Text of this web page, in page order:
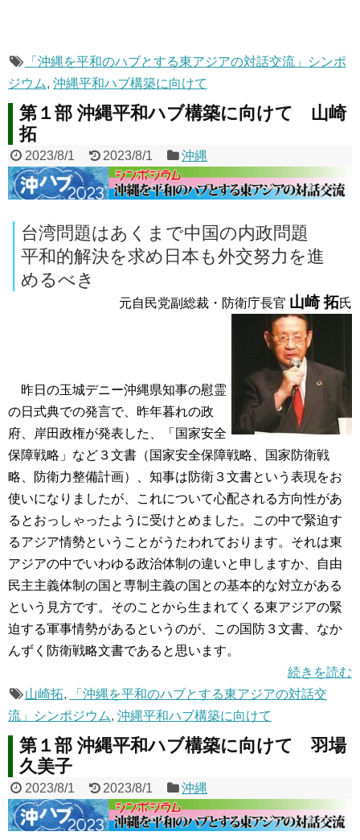
「沖縄を平和のハブとする東アジアの対話交流」シンポ
ジウム, 沖縄平和ハブ構築に向けて
第１部 沖縄平和ハブ構築に向けて 山崎
拓
2023/8/1 2023/8/1 沖縄
台湾問題はあくまで中国の内政問題
平和的解決を求め日本も外交努力を進
めるべき
元自民党副総裁・防衛庁長官 山崎 拓氏
昨日の玉城デニー沖縄県知事の慰霊
の日式典での発言で、昨年暮れの政
府、岸田政権が発表した、「国家安全
保障戦略」など３文書（国家安全保障戦略、国家防衛戦
略、防衛力整備計画）、知事は防衛３文書という表現をお
使いになりましたが、これについて心配される方向性があ
るとおっしゃったように受けとめました。この中で緊迫す
るアジア情勢ということがうたわれております。それは東
アジアの中でいわゆる政治体制の違いと申しますか、自由
民主主義体制の国と専制主義の国との基本的な対立がある
という見方です。そのことから生まれてくる東アジアの緊
迫する軍事情勢があるというのが、この国防３文書、なか
んずく防衛戦略文書であると思います。
続きを読む
山崎拓,
「沖縄を平和のハブとする東アジアの対話交
流」シンポジウム, 沖縄平和ハブ構築に向けて
第１部 沖縄平和ハブ構築に向けて 羽場
久美子
2023/8/1 2023/8/1 沖縄